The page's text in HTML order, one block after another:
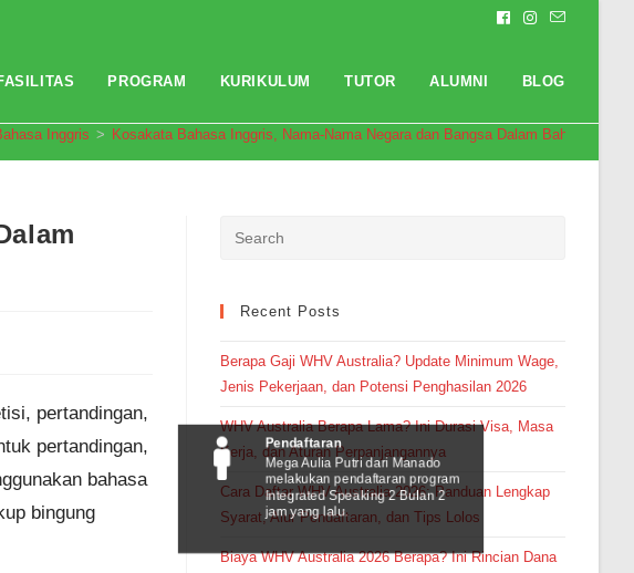
PROGRAM KURIKULUM TUTOR ALUMNI BLOG
Inggris > Kosakata Bahasa Inggris, Nama-Nama Negara dan Bangsa Dalam Bahasa
pertandingan,
pertandingan,
bahasa
bingung
Recent Posts
Berapa Gaji WHV Australia? Update Minimum Wage,
Jenis Pekerjaan, dan Potensi Penghasilan 2026
WHV Australia Berapa Lama? Ini Durasi Visa, Masa
Kerja, dan Aturan Perpanjangannya
Cara Daftar WHV Australia 2026: Panduan Lengkap
Syarat, Alur Pendaftaran, dan Tips Lolos
Biaya WHV Australia 2026 Berapa? Ini Rincian Dana
Pendaftaran
Mega Aulia Putri dari Manado
melakukan pendaftaran program
Integrated Speaking 2 Bulan 2
jam yang lalu.